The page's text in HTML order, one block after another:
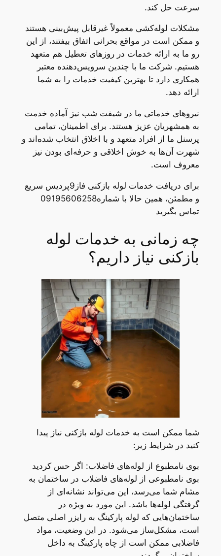
سرعت حل کند.
مشکلات لوله‌کشی معمولاً غیرقابل پیش‌بینی هستند
و ممکن است در مواقع بحرانی اتفاق بیفتند، از این
رو ما به ارائه خدمات در روزهای تعطیل هم متعهد
هستیم. شرکت ما با چندین سرویس‌دهنده معتبر
همکاری دارد تا بهترین کیفیت خدمات را به شما
ارائه دهد.
نیروهای خدماتی ما در شیفت شب نیز آماده خدمت
به همشهریان عزیز هستند. برای اطمینان، تمامی
پرسنل ما از افراد متعهد و با اخلاق انتخاب شده‌اند و
شهرت آن‌ها به خوش اخلاقی و حرفه‌ای بودن نیز
معروف است.
برای دریافت خدمات لوله بازکنی فاز9پردیس سریع
و مطمئن، همین حالا با شماره09195606258
تماس بگیرید
چه زمانی به خدمات لوله
بازکنی نیاز داریم؟
شما ممکن است به خدمات لوله بازکنی نیاز پیدا
کنید در شرایط زیر:
بوی نامطبوع از لوله‌های فاضلاب: اگر حس کردید
بوی نامطبوعی از لوله‌های فاضلاب در ساختمان به
مشام شما می‌رسد، این می‌تواند نشانه‌ای از
گرفتگی لوله‌ها باشد. این مورد به ویژه در
ساختمان‌هایی که لوله پارکینگ به رایزر اصلی متصل
است، مشکل‌ساز می‌شود. در این وضعیت، مواد
فاضلابی ممکن است از چاه پارکینگ به داخل